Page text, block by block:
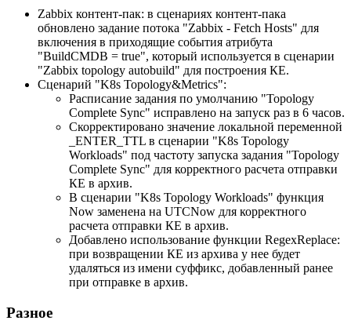
Zabbix контент-пак: в сценариях контент-пака
обновлено задание потока "Zabbix - Fetch Hosts" для
включения в приходящие события атрибута
"BuildCMDB = true", который используется в сценарии
"Zabbix topology autobuild" для построения КЕ.
Сценарий "K8s Topology&Metrics":
Расписание задания по умолчанию "Topology
Complete Sync" исправлено на запуск раз в 6 часов.
Скорректировано значение локальной переменной
_ENTER_TTL в сценарии "K8s Topology
Workloads" под частоту запуска задания "Topology
Complete Sync" для корректного расчета отправки
КЕ в архив.
В сценарии "K8s Topology Workloads" функция
Now заменена на UTCNow для корректного
расчета отправки КЕ в архив.
Добавлено использование функции RegexReplace:
при возвращении КЕ из архива у нее будет
удаляться из имени суффикс, добавленный ранее
при отправке в архив.
Разное